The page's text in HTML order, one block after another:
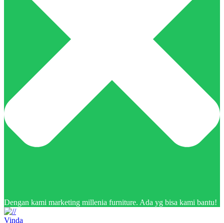
Dengan kami marketing millenia furniture. Ada yg bisa kami bantu!
Vinda